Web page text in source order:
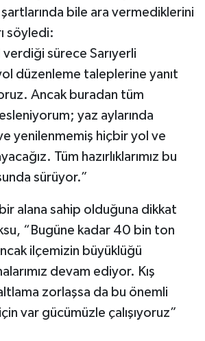
şartlarında bile ara vermediklerini
söyledi:
verdiği sürece Sarıyerli
yol düzenleme taleplerine yanıt
Ancak buradan tüm
yaz aylarında
yenilenmemiş hiçbir yol ve
Tüm hazırlıklarımız bu
sürüyor.”
alana sahip olduğuna dikkat
“Bugüne kadar 40 bin ton
ilçemizin büyüklüğü
devam ediyor. Kış
zorlaşsa da bu önemli
var gücümüzle çalışıyoruz”